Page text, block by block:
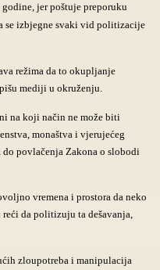
jer poštuje preporuku
se izbjegne svaki vid politizacije
režima da to okupljanje
mediji u okruženju.
na koji način ne može biti
monaštva i vjerujećeg
povlačenja Zakona o slobodi
vremena i prostora da neko
da politizuju ta dešavanja,
zloupotreba i manipulacija